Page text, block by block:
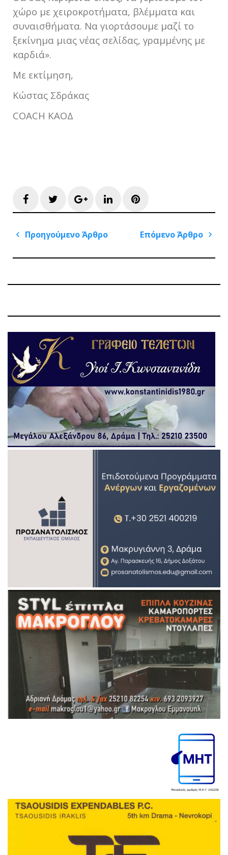
χώρο με χειροκροτήματα, βλέμματα και
συναισθήματα. Να γιορτάσουμε μαζί το
ξεκίνημα μιας νέας σελίδας, γραμμένης με
καρδιά».
Με εκτίμηση,
Κώστας Σδράκας
COACH ΚΑΟΔ
FacebookTwitterGoogle+LinkedInPinterest
Πλοήγηση
Προηγούμενο Άρθρο
Επόμενο Άρθρο